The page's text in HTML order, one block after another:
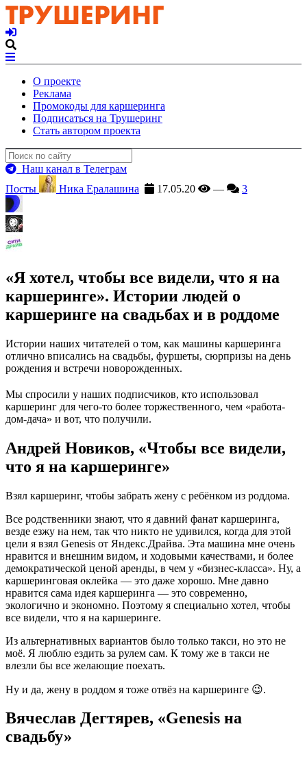
О проекте
Реклама
Промокоды для каршеринга
Подписаться на Трушеринг
Стать автором проекта
Наш канал в Телеграм
Посты
Ника Ералашина 17.05.20 — 3
«Я хотел, чтобы все видели, что я на
каршеринге». Истории людей о
каршеринге на свадьбах и в роддоме
Истории наших читателей о том, как машины каршеринга
отлично вписались на свадьбы, фуршеты, сюрпризы на день
рождения и встречи новорожденных.
Мы спросили у наших подписчиков, кто использовал
каршеринг для чего-то более торжественного, чем «работа-
дом-дача» и вот, что получили.
Андрей Новиков, «Чтобы все видели,
что я на каршеринге»
Взял каршеринг, чтобы забрать жену с ребёнком из роддома.
Все родственники знают, что я давний фанат каршеринга,
везде езжу на нем, так что никто не удивился, когда для этой
цели я взял Genesis от Яндекс.Драйва. Эта машина мне очень
нравится и внешним видом, и ходовыми качествами, и более
демократической ценой аренды, в чем у «бизнес-класса». Ну, а
каршеринговая оклейка — это даже хорошо. Мне давно
нравится сама идея каршеринга — это современно,
экологично и экономно. Поэтому я специально хотел, чтобы
все видели, что я на каршеринге.
Из альтернативных вариантов было только такси, но это не
моё. Я люблю ездить за рулем сам. К тому же в такси не
влезли бы все желающие поехать.
Ну и да, жену в роддом я тоже отвёз на каршеринге 😉.
Вячеслав Дегтярев, «Genesis на
свадьбу»